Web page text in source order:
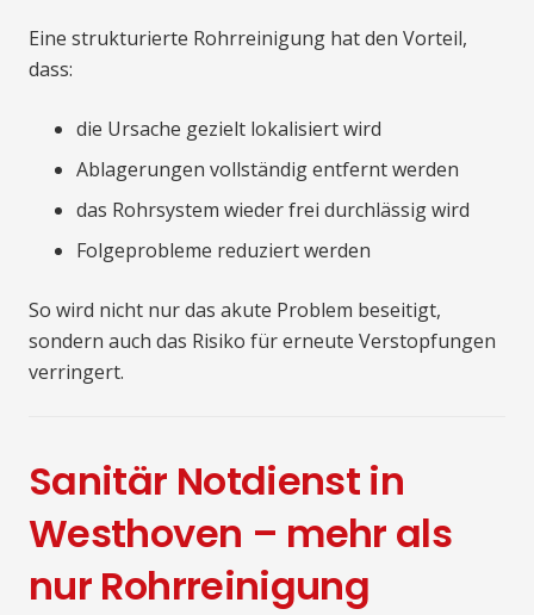
Eine strukturierte Rohrreinigung hat den Vorteil,
dass:
die Ursache gezielt lokalisiert wird
Ablagerungen vollständig entfernt werden
das Rohrsystem wieder frei durchlässig wird
Folgeprobleme reduziert werden
So wird nicht nur das akute Problem beseitigt,
sondern auch das Risiko für erneute Verstopfungen
verringert.
Sanitär Notdienst in
Westhoven – mehr als
nur Rohrreinigung